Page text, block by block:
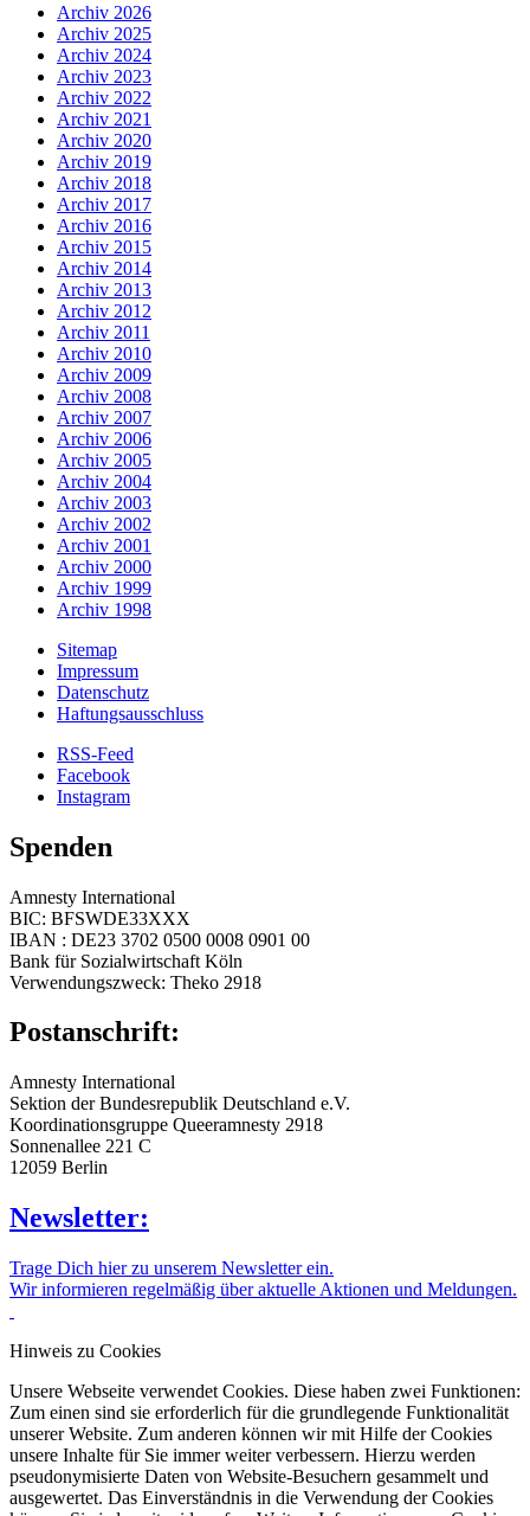
Archiv 2026
Archiv 2025
Archiv 2024
Archiv 2023
Archiv 2022
Archiv 2021
Archiv 2020
Archiv 2019
Archiv 2018
Archiv 2017
Archiv 2016
Archiv 2015
Archiv 2014
Archiv 2013
Archiv 2012
Archiv 2011
Archiv 2010
Archiv 2009
Archiv 2008
Archiv 2007
Archiv 2006
Archiv 2005
Archiv 2004
Archiv 2003
Archiv 2002
Archiv 2001
Archiv 2000
Archiv 1999
Archiv 1998
Sitemap
Impressum
Datenschutz
Haftungsausschluss
RSS-Feed
Facebook
Instagram
Spenden
Amnesty International
BIC: BFSWDE33XXX
IBAN : DE23 3702 0500 0008 0901 00
Bank für Sozialwirtschaft Köln
Verwendungszweck: Theko 2918
Postanschrift:
Amnesty International
Sektion der Bundesrepublik Deutschland e.V.
Koordinationsgruppe Queeramnesty 2918
Sonnenallee 221 C
12059 Berlin
Newsletter:
Trage Dich hier zu unserem Newsletter ein.
Wir informieren regelmäßig über aktuelle Aktionen und Meldungen.
Hinweis zu Cookies
Unsere Webseite verwendet Cookies. Diese haben zwei Funktionen:
Zum einen sind sie erforderlich für die grundlegende Funktionalität
unserer Website. Zum anderen können wir mit Hilfe der Cookies
unsere Inhalte für Sie immer weiter verbessern. Hierzu werden
pseudonymisierte Daten von Website-Besuchern gesammelt und
ausgewertet. Das Einverständnis in die Verwendung der Cookies